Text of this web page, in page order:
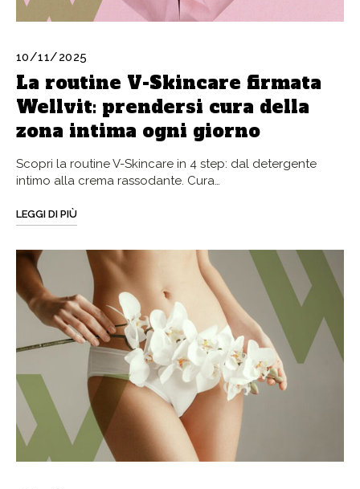
10/11/2025
La routine V-Skincare firmata
Wellvit: prendersi cura della
zona intima ogni giorno
Scopri la routine V-Skincare in 4 step: dal detergente
intimo alla crema rassodante. Cura…
LEGGI DI PIÙ